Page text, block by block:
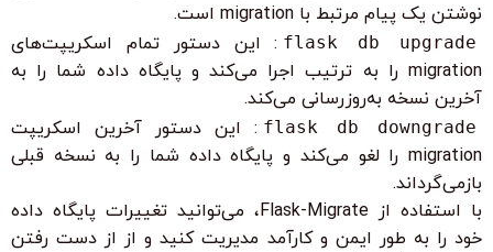
نوشتن یک پیام مرتبط با migration است.
flask db upgrade : این دستور تمام اسکریپت‌های
migration را به ترتیب اجرا می‌کند و پایگاه داده شما را به
آخرین نسخه به‌روزرسانی می‌کند.
flask db downgrade : این دستور آخرین اسکریپت
migration را لغو می‌کند و پایگاه داده شما را به نسخه قبلی
بازمی‌گرداند.
با استفاده از Flask-Migrate، می‌توانید تغییرات پایگاه داده
خود را به طور ایمن و کارآمد مدیریت کنید و از از دست رفتن